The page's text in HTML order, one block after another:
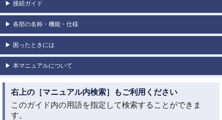
▶ 接続ガイド
▶ 各部の名称・機能・仕様
▶ 困ったときには
▶ 本マニュアルについて
右上の［マニュアル内検索］もご利用ください
このガイド内の用語を指定して検索することができま
す。